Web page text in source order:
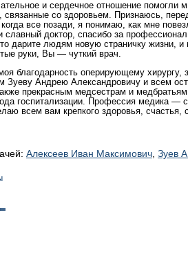
и сердечное отношение помогли
связанные со здоровьем. Признаюсь,
все позади, я понимаю, как мне
славный доктор, спасибо за
дарите людям новую страничку жизни,
руки, Вы — чуткий врач.
благодарность оперирующему хирургу,
Зуеву Андрею Александровичу и всем
прекрасным медсестрам и
госпитализации. Профессия медика —
всем вам крепкого здоровья, счастья,
Алексеев Иван Максимович, Зуев